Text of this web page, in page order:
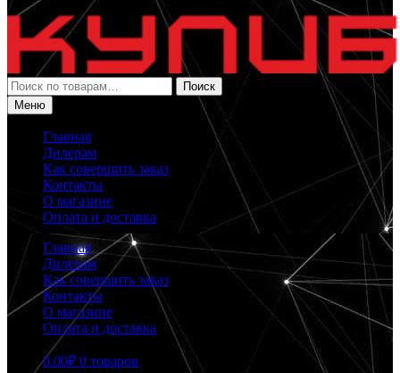
Искать:
Поиск
Меню
Главная
Дилерам
Как совершить заказ
Контакты
О магазине
Оплата и доставка
Главная
Дилерам
Как совершить заказ
Контакты
О магазине
Оплата и доставка
0.00₽ 0 товаров